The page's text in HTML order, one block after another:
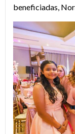
beneficiadas,